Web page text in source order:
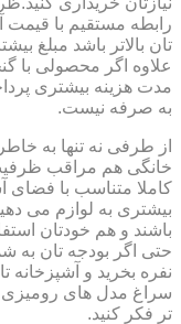
رابطه مستقیم با قیمت
تان بالاتر باشد مبلغ
علاوه اگر محصولی با
مدت هزینه بیشتری
به صرفه نیست.
از طرفی نه تنها به
خانگی هم مراقب ظرفیت
کاملا متناسب با فضای
بیشتری به لوازم می
باشند و هم خودتان
نفره بخرید و آشپزخانه
سراغ مدل های
تر فکر کنید.